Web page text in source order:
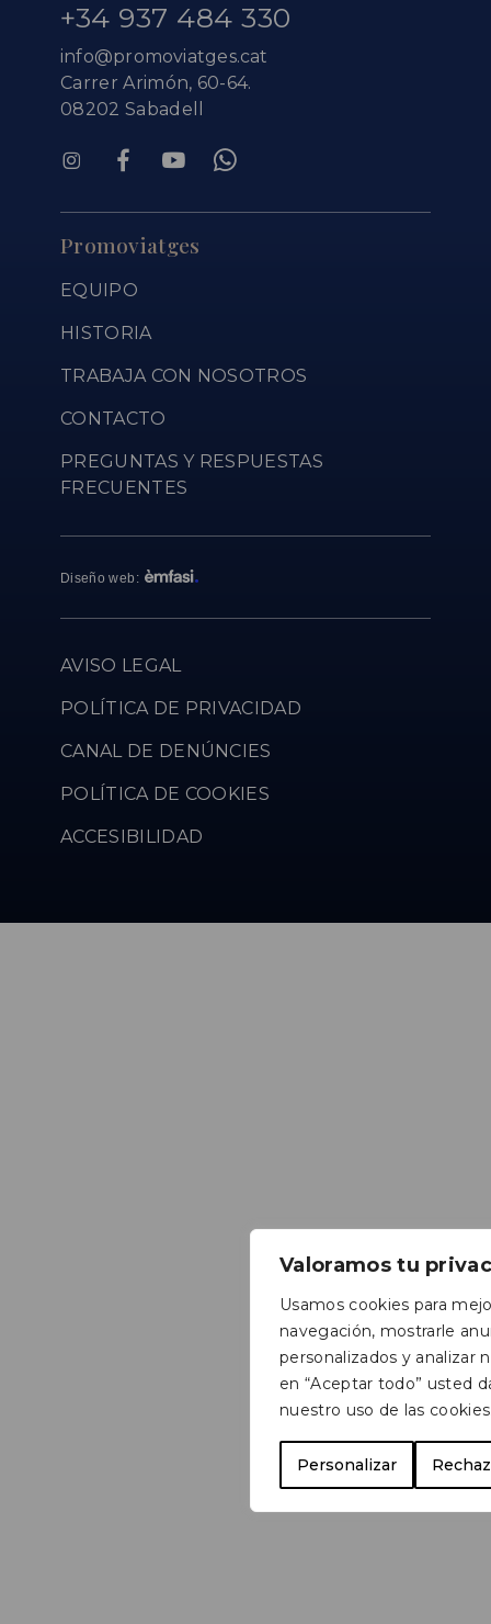
Valoramos tu
Usamos cookies para
navegación, mostrarle
personalizados y analizar
en “Aceptar todo” usted
nuestro uso de las
Personalizar
+34 937 484 330
info@promoviatges.cat
Carrer Arimón, 60-64.
08202 Sabadell
Promoviatges
EQUIPO
HISTORIA
TRABAJA CON NOSOTROS
CONTACTO
PREGUNTAS Y RESPUESTAS
FRECUENTES
AVISO LEGAL
POLÍTICA DE PRIVACIDAD
CANAL DE DENÚNCIES
POLÍTICA DE COOKIES
ACCESIBILIDAD
Diseño web :